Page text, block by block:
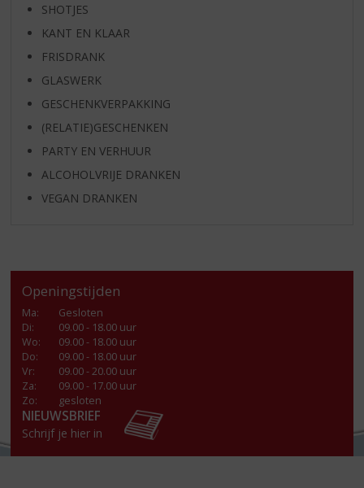
SHOTJES
KANT EN KLAAR
FRISDRANK
GLASWERK
GESCHENKVERPAKKING
(RELATIE)GESCHENKEN
PARTY EN VERHUUR
ALCOHOLVRIJE DRANKEN
VEGAN DRANKEN
Openingstijden
Ma:
Gesloten
Di:
09.00 - 18.00 uur
Wo:
09.00 - 18.00 uur
Do:
09.00 - 18.00 uur
Vr:
09.00 - 20.00 uur
Za:
09.00 - 17.00 uur
Zo:
gesloten
NIEUWSBRIEF
Schrijf je hier in